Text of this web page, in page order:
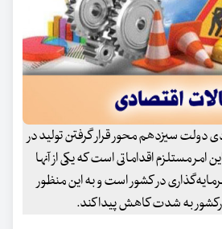
دولت سیزدهم محور قرار گرفتن تولید در
امر مستلزم اقداماتی است که یکی از آنها
در کشور است و به این منظور
به شدت کاهش پیدا کند.